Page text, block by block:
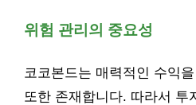
위험 관리의 중요성
코코본드는 매력적인 수익
또한 존재합니다. 따라서 투